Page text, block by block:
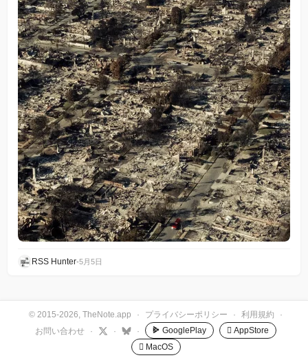
RSS Hunter•5月5日
© 2015-2026, TheNote.app · プライバシーポリシー · 利用規約
·
お問い合わせ
· · · GooglePlay
 AppStore
 MacOS